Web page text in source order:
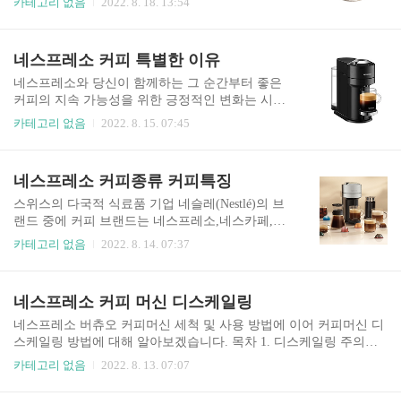
차검사는 자동차 종류에 따라 정기검사 기간이 다
다 검사를 받으면 됩니다. 만약 기간 내에 검사를
받지 않는다면? 자동차 관리..
만 원의 가치를 가지고 있는 경우가 있기 때문입니
다. 목차 1. 희귀 동전 가격 2. 찬밥 동전 시대 3. 동
전 수집가들 4. 10원 희귀 동전 가격 5. 50원 희귀
동전 가격 6. 100원 희귀 동전 가격 7. 500원 희귀
동전 가격 희귀 동전 가격 10원짜리 동전 하나가 80
전은 어떤 동전들인지 정보를..
네스프레소 커피 특별한 이유
네스프레소와 당신이 함께하는 그 순간부터 좋은
커피의 지속 가능성을 위한 긍정적인 변화는 시작
됩니다. 핸드 피킹 방식 한 그루의 나무에서 자라는
든 커피 원두의 품질은 다릅니다. 각 원두 마다 등
급을 매겨 최상의 완전무결한 원두를 선별합니다.
최적의 로스팅 각각의 블렌딩 조합에 딱 맞는 로스
팅 시간과 온도를 통해 각 원두가 가진 원산지의 특
징을 최대한 끌어냅니다. 섬세한 블렌딩 네스프레
성합니다. 맞춤식 그라인딩 원두의 품종과 블렌딩
방식에 따라 맞춤식 그라인딩을 통해 커..
카테고리 없음 2022. 8. 15. 07:45
네스프레소 커피종류 커피특징
스위스의 다국적 식료품 기업 네슬레(Nestlé)의 브
랜드 중에 커피 브랜드는 네스프레소,네스카페,돌
체구스토로 나뉘어 지며 네스프레소가 네스카페,
는 깊은 풍미와 풍성한 바디감까지. 한 모금 한 모
금 섬세한 커피의 맛과 향, 그리고 일상의 특별함을
느낄 수 있는 커피 경험을 지금 바로 시작하세요.
목차 1. 네스프레소 커피 취향 2. 네스프레소 커피
특징 3. 테이스팅 TIP 네스프레소 커피 취향 다양
카테고리 없음 2022. 8. 14. 07:37
네스프레소 커피 머신 디스케일링
네스프레소 버츄오 커피머신 세척 및 사용 방법에 이어 커피머신 디
스케일링 방법에 대해 알아보겠습니다. 목차 1. 디스케일링 주의사
항 2. 버츄오 플러스 디스케일링 (20분 소요) 3. 버츄오 넥스트 디스
카테고리 없음 2022. 8. 13. 07:07